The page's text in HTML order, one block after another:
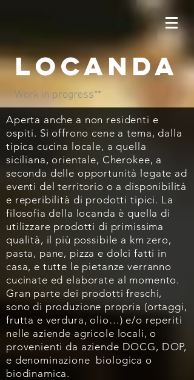
LOCANDA
Work in progress**
Aperta anche a non residenti e
ospiti. Si offrono cene a tema, dalla
tipica cucina locale, a quella
siciliana, orientale, Cherokee, a
seconda delle opportunità legate ad
eventi del territorio o a disponibilità
e reperibilità di prodotti tipici. La
filosofia della locanda è quella di
utilizzare prodotti di primissima
qualità, il più possibile a km zero,
pasta, pane, pizza e dolci fatti in
casa, e tutte le pietanze verranno
cucinate ed elaborate al momento.
Gran parte dei prodotti freschi,
sono di produzione propria (ortaggi,
frutta e verdura, olio…) e/o reperiti
nelle aziende agricole locali, o
provenienti da aziende DOCG, DOP,
e denominazione biologica o
biodinamica.